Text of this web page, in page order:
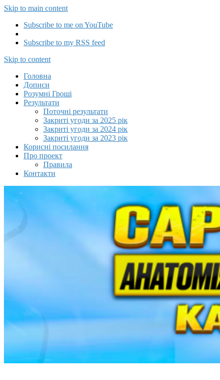
Skip to main content
Subscribe to me on YouTube
Subscribe to my RSS feed
Capitalizator UA
Skip to content
Головна
Дописи
Розумні Гроші
Результати
Поточні результати
Закриті угоди за 2025 рік
Закриті угоди за 2024 рік
Закриті угоди за 2023 рік
Корисні посилання
Про проект
Правила
Контакти